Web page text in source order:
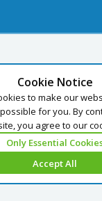
Cookie Notice
to make our
for you. By
you agree to our
Only Essential
Accept All